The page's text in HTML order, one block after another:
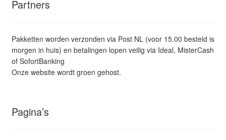
Partners
Pakketten worden verzonden via Post NL (voor 15.00 besteld is
morgen in huis) en betalingen lopen veilig via Ideal, MisterCash
of SofortBanking
Onze website wordt groen gehost.
Pagina’s